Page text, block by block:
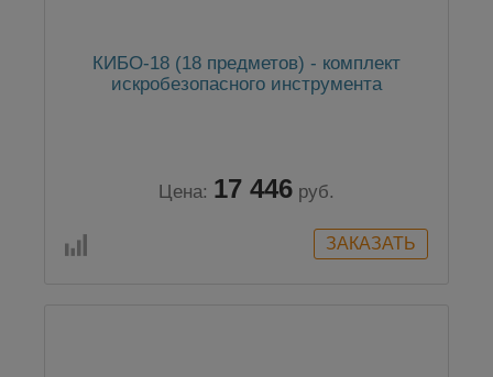
КИБО-18 (18 предметов) - комплект
искробезопасного инструмента
Цена: 17 446 руб.